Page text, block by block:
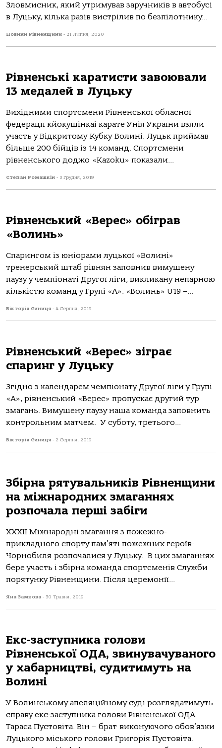
Зловмисник, який утримував заручників в автобусі
в Луцьку, кілька разів вистрілив по безпілотнику...
Новини Рівненщини - 21 Липня, 2020
Рівненські каратисти завоювали
13 медалей в Луцьку
Вихідними спортсмени Рівненської обласної
федерації кйокушінкаі карате Унія України взяли
участь у Відкритому Кубку Волині. Луцьк приймав
більше 200 бійців із 14 команд. Спортсмени
рівненського доджо «Kazoku» показали...
Степан Ромашкін - 3 Грудня, 2019
Рівненський «Верес» обіграв
«Волинь»
Спарингом із юніорами луцької «Волині»
тренерський штаб рівнян заповнив вимушену
паузу у чемпіонаті Другої ліги, викликану непарною
кількістю команд у Групі «А». «Волинь» U19 –...
Вікторія Синиця - 4 Серпня, 2019
Рівненський «Верес» зіграє
спаринг у Луцьку
Згідно з календарем чемпіонату Другої ліги у Групі
«А», рівненський «Верес» пропускає другий тур
змагань. Вимушену паузу наша команда заповнить
контрольним матчем. У суботу, третього...
Вікторія Синиця - 2 Серпня, 2019
Збірна рятувальників Рівненщини
на міжнародних змаганнях
розпочала перші забіги
ХХХІІ Міжнародні змагання з пожежно-
прикладного спорту пам’яті пожежних героїв-
Чорнобиля розпочалися у Луцьку. В цих змаганнях
бере участь і збірна команда спортсменів Служби
порятунку Рівненщини. Після церемонії...
Яна Замкова - 30 Травня, 2019
Екс-заступника голови
Рівненської ОДА, звинувачуваного
у хабарництві, судитимуть на
Волині
У Волинському апеляційному суді розглядатимуть
справу екс-заступника голови Рівненської ОДА
Тараса Пустовіта. Він – брат виконуючого обов’язки
Луцького міського голови Григорія Пустовіта.